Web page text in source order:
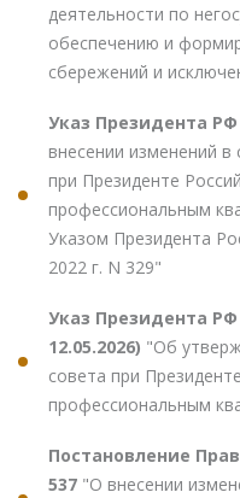
деятельности по
обеспечению и
сбережений и
Указ Президента РФ
внесении изменений
при Президенте
профессиональным
Указом Президента
2022 г. N 329"
Указ Президента РФ
12.05.2026) "Об
совета при
профессиональным
Постановление
537 "О внесении